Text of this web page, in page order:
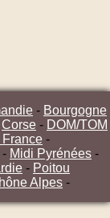
- Bourgogne
Corse - DOM/TOM
France -
- Midi Pyrénées -
- Poitou
Alpes -